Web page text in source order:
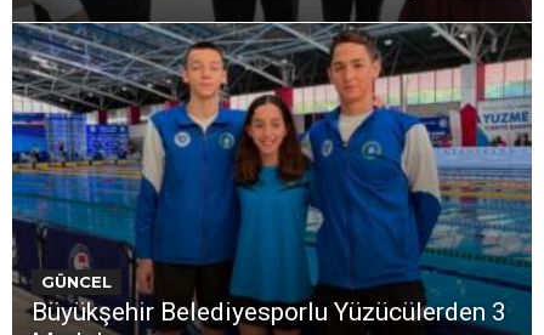
GÜNCEL
Büyükşehir Belediyesporlu Yüzücülerden 3